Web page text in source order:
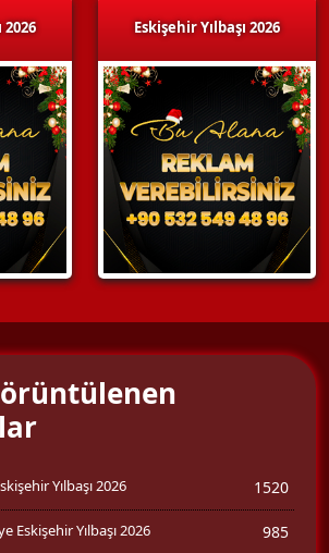
2026 Eskişehir Yılbaşı 2026
Yılbaşı 2026 1520
Eskişehir Yılbaşı 2026 985